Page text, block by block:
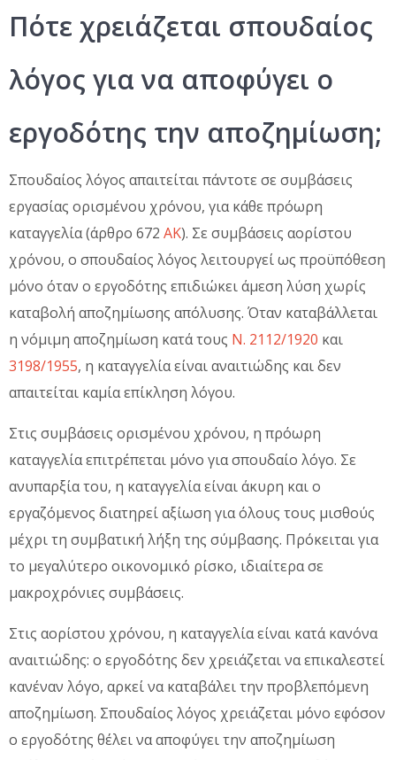
Πότε χρειάζεται σπουδαίος
λόγος για να αποφύγει ο
εργοδότης την αποζημίωση;
Σπουδαίος λόγος απαιτείται πάντοτε σε συμβάσεις
εργασίας ορισμένου χρόνου, για κάθε πρόωρη
καταγγελία (άρθρο 672 ΑΚ). Σε συμβάσεις αορίστου
χρόνου, ο σπουδαίος λόγος λειτουργεί ως προϋπόθεση
μόνο όταν ο εργοδότης επιδιώκει άμεση λύση χωρίς
καταβολή αποζημίωσης απόλυσης. Όταν καταβάλλεται
η νόμιμη αποζημίωση κατά τους Ν. 2112/1920 και
3198/1955, η καταγγελία είναι αναιτιώδης και δεν
απαιτείται καμία επίκληση λόγου.
Στις συμβάσεις ορισμένου χρόνου, η πρόωρη
καταγγελία επιτρέπεται μόνο για σπουδαίο λόγο. Σε
ανυπαρξία του, η καταγγελία είναι άκυρη και ο
εργαζόμενος διατηρεί αξίωση για όλους τους μισθούς
μέχρι τη συμβατική λήξη της σύμβασης. Πρόκειται για
το μεγαλύτερο οικονομικό ρίσκο, ιδιαίτερα σε
μακροχρόνιες συμβάσεις.
Στις αορίστου χρόνου, η καταγγελία είναι κατά κανόνα
αναιτιώδης: ο εργοδότης δεν χρειάζεται να επικαλεστεί
κανέναν λόγο, αρκεί να καταβάλει την προβλεπόμενη
αποζημίωση. Σπουδαίος λόγος χρειάζεται μόνο εφόσον
ο εργοδότης θέλει να αποφύγει την αποζημίωση